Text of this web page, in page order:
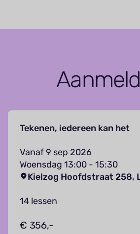
Tekenen, iedereen kan het
Vanaf 9 sep 2026
Woensdag 13:00 - 15:30
Kielzog Hoofdstraat 258,
14 lessen
€ 356,-